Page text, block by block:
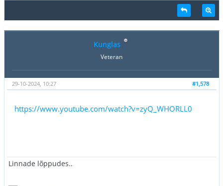
Kunglas
Veteran
#1,578
29-10-2024, 10:27
https://www.youtube.com/watch?v=zyQ_WHORLL0
Linnade lõppudes..